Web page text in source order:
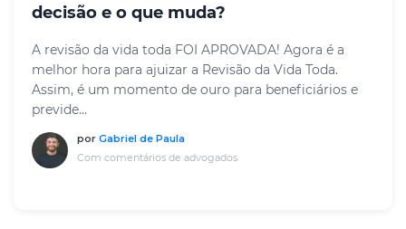
decisão e o que muda?
A revisão da vida toda FOI APROVADA! Agora é a
melhor hora para ajuizar a Revisão da Vida Toda.
Assim, é um momento de ouro para beneficiários e
previde...
por Gabriel de Paula
Com comentários de advogados